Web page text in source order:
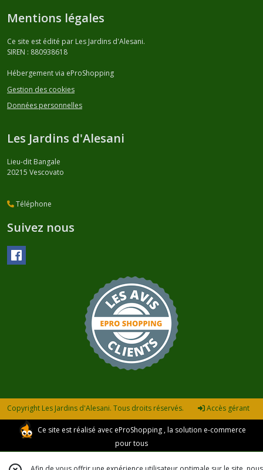
Mentions légales
Ce site est édité par Les Jardins d'Alesani.
SIREN : 880938618
Hébergement via eProShopping
Gestion des cookies
Données personnelles
Les Jardins d'Alesani
Lieu-dit Bangale
20215 Vescovato
Téléphone
Suivez nous
Copyright Les Jardins d'Alesani. Tous droits réservés. Accès gérant
Ce site est réalisé avec eProShopping , la solution e-commerce
pour tous